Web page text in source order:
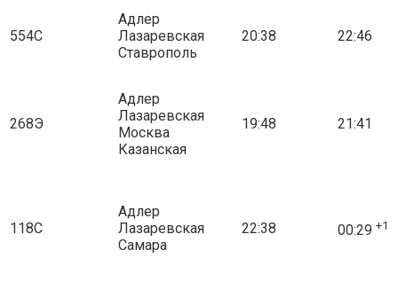
554С
Адлер
Лазаревская
Ставрополь
20:38 22:46
268Э
Адлер
Лазаревская
Москва
Казанская
19:48 21:41
118С
Адлер
Лазаревская
Самара
22:38 00:29 +1